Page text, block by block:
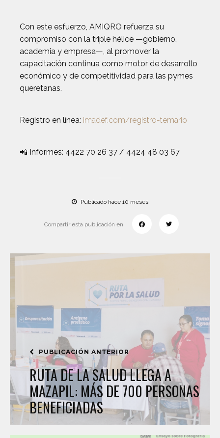
Con este esfuerzo, AMIQRO refuerza su
compromiso con la triple hélice —gobierno,
academia y empresa—, al promover la
capacitación continua como motor de desarrollo
económico y de competitividad para las pymes
queretanas.
Registro en línea: imadef.com/registro-temario
📲 Informes: 4422 70 26 37 / 4424 48 03 67
Publicado hace 10 meses
Compartir esta publicación en:
PUBLICACIÓN ANTERIOR
RUTA DE LA SALUD LLEGA A
MAZAPIL: MÁS DE 700 PERSONAS
BENEFICIADAS